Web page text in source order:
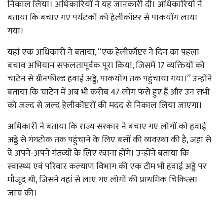
निकाल लिया। अधिकारियों ने यह जानकारी दी। अधिकारियों ने
बताया कि बचाए गए पर्यटकों को हेलीकॉप्टर से पाकयोंग लाया
गया।
यहां एक अधिकारी ने बताया, ‘‘एक हेलीकॉप्टर ने दिन का पहला
बचाव अभियान सफलतापूर्वक पूरा किया, जिसमें 17 व्यक्तियों को
चाटेन से ग्रीनफील्ड हवाई अड्डे, पाकयोंग तक पहुंचाया गया।’’ उन्होंने
बताया कि चाटेन में अब भी करीब 47 लोग फंसे हुए हैं और उन सभी
को जल्द से जल्द हेलीकॉप्टरों की मदद से निकाल लिया जाएगा।
अधिकारी ने बताया कि राज्य सरकार ने बचाए गए लोगों को हवाई
अड्डे से गंगटोक तक पहुंचाने के लिए बसों की व्यवस्था की है, जहां से
वे अपने-अपने गंतव्यों के लिए रवाना होंगे। उन्होंने बताया कि
स्वास्थ्य एवं परिवार कल्याण विभाग की एक टीम भी हवाई अड्डे पर
मौजूद थी, जिसने वहां से लाए गए लोगों की प्राथमिक चिकित्सा
जांच की।